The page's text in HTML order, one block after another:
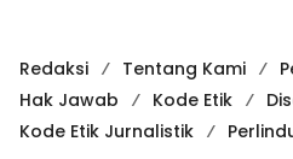
Redaksi Tentang Kami
Hak Jawab
Kode Etik
Kode Etik Jurnalistik